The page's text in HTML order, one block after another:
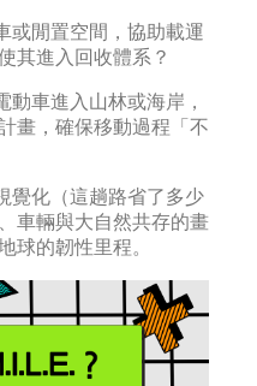
或閒置空間，協助載運
其進入回收體系？
動車進入山林或海岸，
畫，確保移動過程「不
覺化（這趟路省了多少
車輛與大自然共存的畫
球的韌性里程。